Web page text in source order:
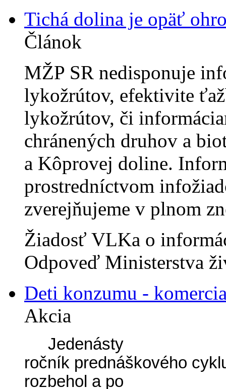
Tichá dolina je opäť
Článok
MŽP SR nedisponuje
lykožrútov, efektivite
lykožrútov, či
chránených druhov a
a Kôprovej doline.
prostredníctvom
zverejňujeme v plnom
Žiadosť VLKa o
Odpoveď Ministerstva
Deti konzumu -
Akcia
Jedenásty
ročník prednáškového
rozbehol a po